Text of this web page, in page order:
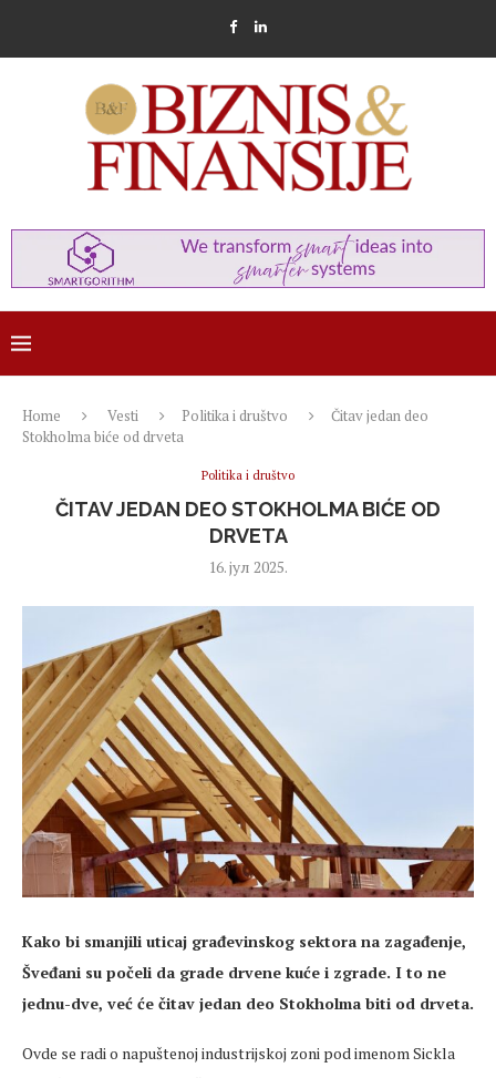
Home Vesti Politika i društvo
Čitav jedan deo
Stokholma biće od drveta
Politika i društvo
ČITAV JEDAN DEO STOKHOLMA BIĆE OD
DRVETA
16. јул 2025.
Kako bi smanjili uticaj građevinskog sektora na zagađenje,
Šveđani su počeli da grade drvene kuće i zgrade. I to ne
jednu-dve, već će čitav jedan deo Stokholma biti od drveta.
Ovde se radi o napuštenoj industrijskoj zoni pod imenom Sickla